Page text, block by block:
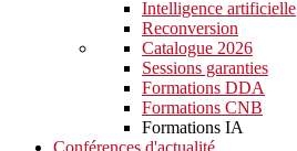
Intelligence artificielle
Reconversion
Catalogue 2026
Sessions garanties
Formations DDA
Formations CNB
Formations IA
Conférences d'actualité